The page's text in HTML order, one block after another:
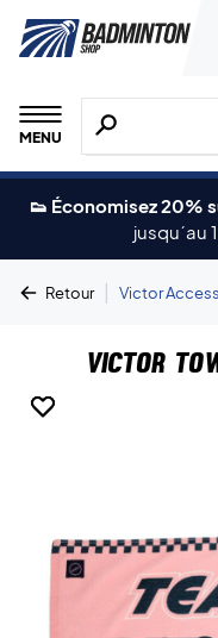
MENU
Recherche de
👟 Économisez 20%
jusqu´au
Retour | Victor
Victor